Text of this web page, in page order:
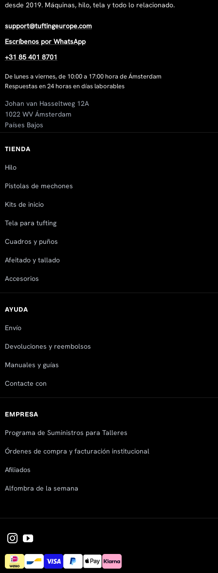
TIENDA
Hilo
Pistolas de mechones
Kits de inicio
Tela para tufting
Cuadros y puños
Afeitado y tallado
Accesorios
AYUDA
Envío
Devoluciones y reembolsos
Manuales y guías
Contacte con
EMPRESA
Programa de Suministros para Talleres
Órdenes de compra y facturación institucional
Afiliados
Alfombra de la semana
desde 2019. Máquinas, hilo, tela y todo lo relacionado.
support@tuftingeurope.com
Escríbenos por WhatsApp
+31 85 401 8701
De lunes a viernes, de 10:00 a 17:00 hora de Ámsterdam
Respuestas en 24 horas en días laborables
Johan van Hasseltweg 12A
1022 WV Ámsterdam
Países Bajos